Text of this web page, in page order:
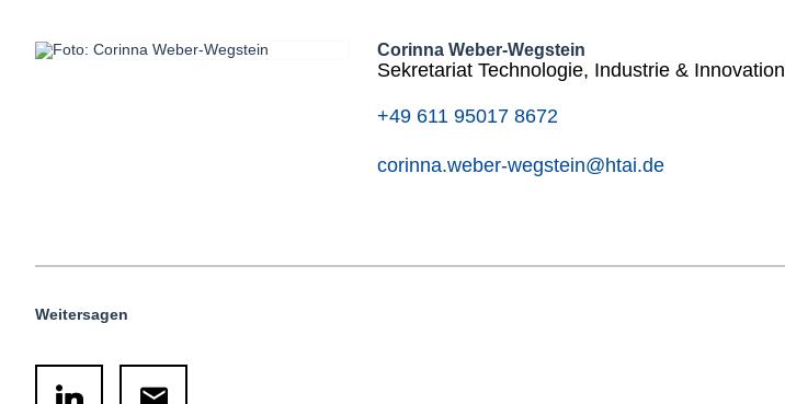
Corinna Weber-Wegstein
Sekretariat Technologie, Industrie & Innovation
+49 611 95017 8672
corinna.weber-wegstein@htai.de
Weitersagen